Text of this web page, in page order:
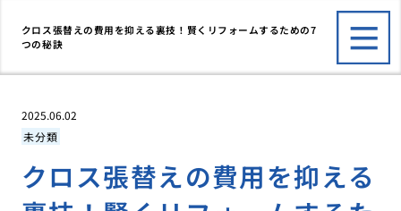
クロス張替えの費用を抑える裏技！賢くリフォームするための7
つの秘訣
2025.06.02
未分類
クロス張替えの費用を抑える